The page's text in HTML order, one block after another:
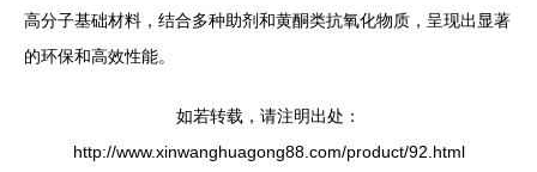
高分子基础材料，结合多种助剂和黄酮类抗氧化物质，呈现出显著
的环保和高效性能。
如若转载，请注明出处：
http://www.xinwanghuagong88.com/product/92.html